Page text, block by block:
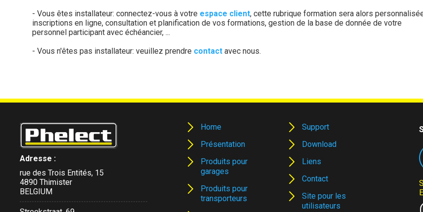
- Vous êtes installateur: connectez-vous à votre espace client, cette rubrique formation sera alors
inscriptions en ligne, consultation et planification de vos formations, gestion de la base de donnée de votre
personnel participant avec échéancier, ...
- Vous n'êtes pas installateur: veuillez prendre contact avec nous.
Adresse :
rue des Trois Entités, 15
4890 Thimister
BELGIUM
Home
Présentation
Produits pour
garages
Produits pour
transporteurs
Support
Download
Liens
Contact
Site pour les
utilisateurs